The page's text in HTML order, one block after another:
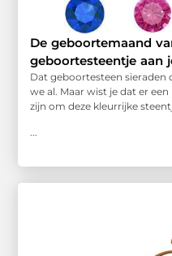
De geboortemaand
geboortesteentje aan
Dat geboortesteen sieraden
we al. Maar wist je dat er
zijn om deze kleurrijke